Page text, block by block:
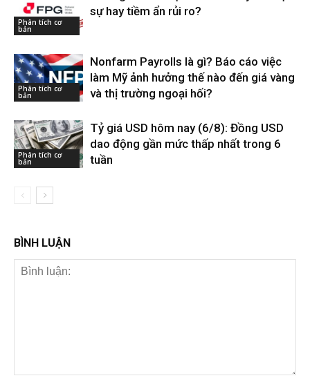
Phân tích cơ
bản
sự hay tiềm ẩn rủi ro?
Phân tích cơ
bản
Nonfarm Payrolls là gì? Báo cáo việc
làm Mỹ ảnh hưởng thế nào đến giá vàng
và thị trường ngoại hối?
Phân tích cơ
bản
Tỷ giá USD hôm nay (6/8): Đồng USD
dao động gần mức thấp nhất trong 6
tuần
BÌNH LUẬN